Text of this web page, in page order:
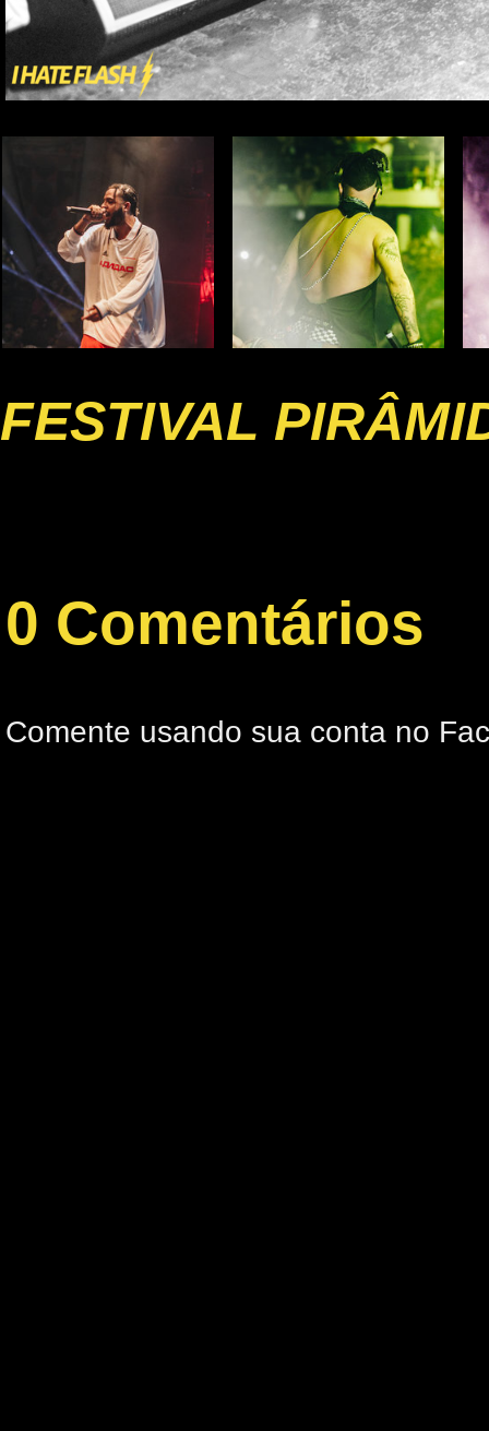
FESTIVAL
0 Comentários
Comente usando sua conta no